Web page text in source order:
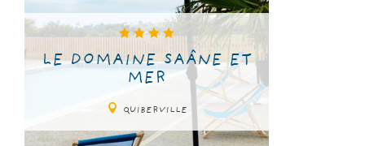
LE DOMAINE SAÂNE ET
MER
QUIBERVILLE